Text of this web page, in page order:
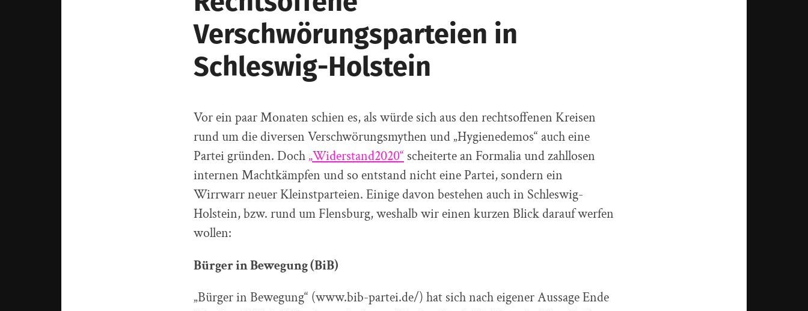
Verschwörungsparteien in
Schleswig-Holstein
Vor ein paar Monaten schien es, als würde sich aus den rechtsoffenen Kreisen
rund um die diversen Verschwörungsmythen und „Hygienedemos“ auch eine
Partei gründen. Doch„Widerstand2020“ scheiterte an Formalia und zahllosen
internen Machtkämpfen und so entstand nicht eine Partei, sondern ein
Wirrwarr neuer Kleinstparteien. Einige davon bestehen auch in Schleswig-
Holstein, bzw. rund um Flensburg, weshalb wir einen kurzen Blick darauf werfen
wollen:
Bürger in Bewegung (BiB)
„Bürger in Bewegung“ (www.bib-partei.de/) hat sich nach eigener Aussage Ende